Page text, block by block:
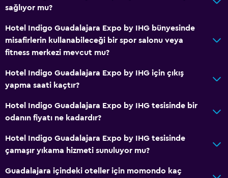
sağlıyor mu?
Hotel Indigo Guadalajara Expo by IHG bünyesinde
misafirlerin kullanabileceği bir spor salonu veya
fitness merkezi mevcut mu?
Hotel Indigo Guadalajara Expo by IHG için çıkış
yapma saati kaçtır?
Hotel Indigo Guadalajara Expo by IHG tesisinde bir
odanın fiyatı ne kadardır?
Hotel Indigo Guadalajara Expo by IHG tesisinde
çamaşır yıkama hizmeti sunuluyor mu?
Guadalajara içindeki oteller için momondo kaç